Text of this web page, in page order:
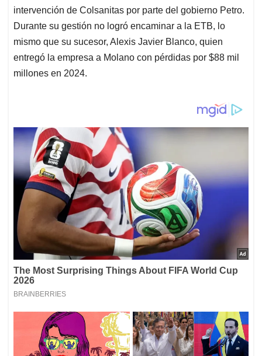
intervención de Colsanitas por parte del gobierno Petro.
Durante su gestión no logró encaminar a la ETB, lo
mismo que su sucesor, Alexis Javier Blanco, quien
entregó la empresa a Molano con pérdidas por $88 mil
millones en 2024.